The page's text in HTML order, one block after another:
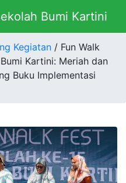
Bumi Kartini
Kegiatan / Fun Walk
Kartini: Meriah dan
Buku Implementasi